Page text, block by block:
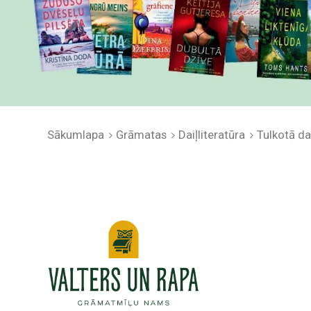
Sākumlapa Grāmatas Daiļliteratūra Tulkotā